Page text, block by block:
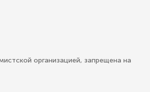
организацией, запрещена на